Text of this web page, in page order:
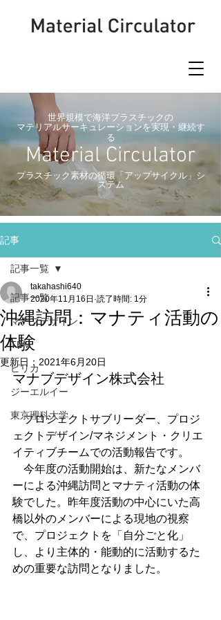
世界規模で海洋プラスチックの
マテリアルサーキュレーションを実現・継続す
る
Material Circulator
​プラスチック素材の循環「アップサイクル」シ
ステム
記事
記事一覧
マナブデザイン
TBM
ピリカ
ジーエルイー
東京理科大学
記事一覧
沖縄訪問：マナティ活動の
体験
takahashi640
2020年11月16日 読了時間: 1分
更新日： 2021年6月20日
マナブデザイン株式会社
プロジェクトサブリーダー、プロジ
ェクトデザイン/マネジメント・クリエ
イティブチームでの活動報告です。
今年度の活動開始は、新たなメンバ
ーによる沖縄訪問とマナティ活動の体
験でした。昨年度活動の中心にいた高
橋以外のメンバーによる現地の視察
で、プロジェクトを「自分ごと化」
し、より主体的・能動的に活動するた
めの重要な訪問となりました。